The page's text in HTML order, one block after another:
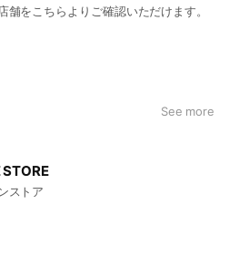
舗をこちらよりご確認いただけます。
See more
ストア